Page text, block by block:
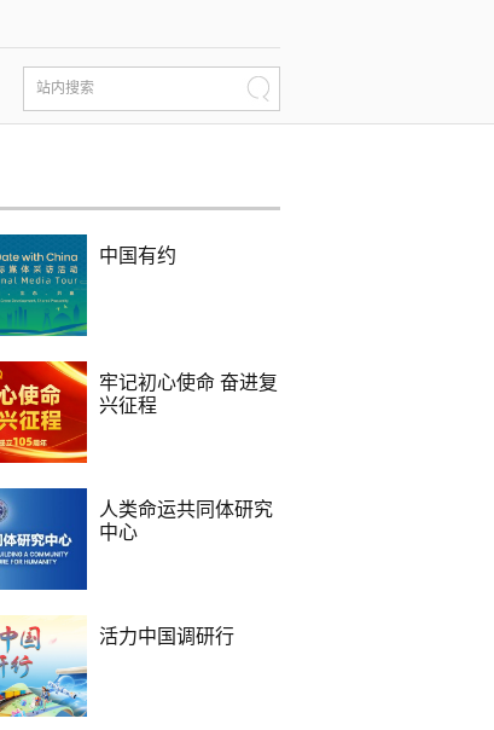
站内搜索
中国有约
牢记初心使命 奋进复
兴征程
人类命运共同体研究
中心
活力中国调研行